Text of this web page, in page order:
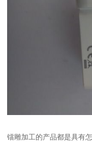
镭雕加工的产品都是具有